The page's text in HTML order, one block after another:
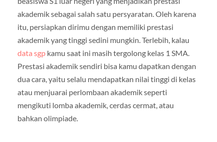
akademik sebagai salah satu persyaratan. Oleh karena
itu, persiapkan dirimu dengan memiliki prestasi
akademik yang tinggi sedini mungkin. Terlebih, kalau
data sgpkamu saat ini masih tergolong kelas 1 SMA.
Prestasi akademik sendiri bisa kamu dapatkan dengan
dua cara, yaitu selalu mendapatkan nilai tinggi di kelas
atau menjuarai perlombaan akademik seperti
mengikuti lomba akademik, cerdas cermat, atau
bahkan olimpiade.